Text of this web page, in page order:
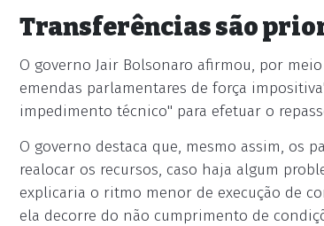
Transferências são
O governo Jair Bolsonaro afirmou, por
emendas parlamentares de força
impedimento técnico" para efetuar o
O governo destaca que, mesmo assim, os
realocar os recursos, caso haja algum
explicaria o ritmo menor de execução de
ela decorre do não cumprimento de